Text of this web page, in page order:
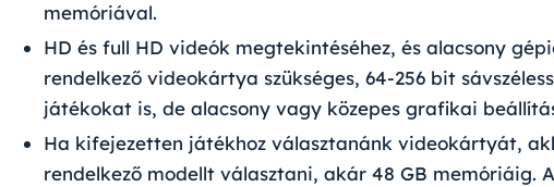
memóriával.
HD és full HD videók megtekintéséhez, és alacsony
rendelkező videokártya szükséges, 64-256 bit
játékokat is, de alacsony vagy közepes grafikai
Ha kifejezetten játékhoz választanánk videokártyát,
rendelkező modellt választani, akár 48 GB memóriáig.